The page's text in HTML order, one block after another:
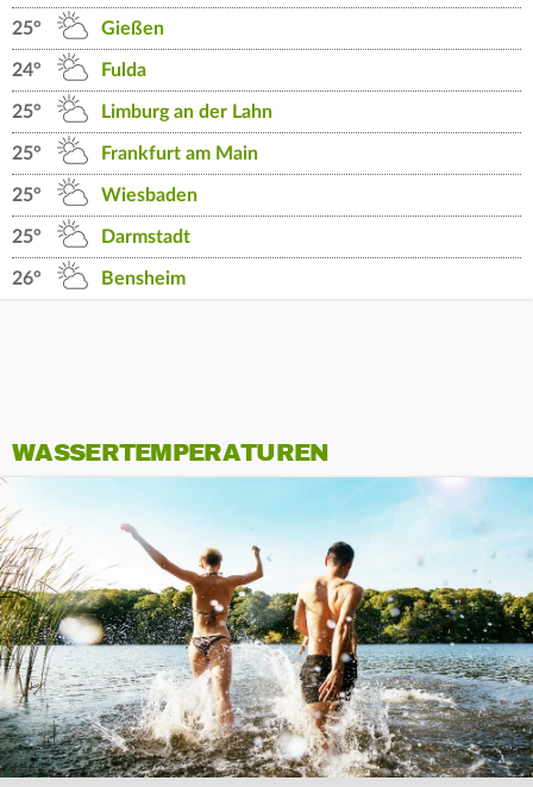
25° Gießen
24° Fulda
25° Limburg an der Lahn
25° Frankfurt am Main
25° Wiesbaden
25° Darmstadt
26° Bensheim
WASSERTEMPERATUREN